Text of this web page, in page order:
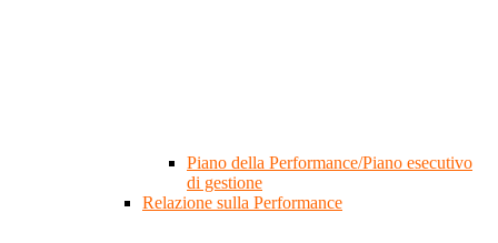
Piano della Performance/Piano esecutivo
di gestione
Relazione sulla Performance